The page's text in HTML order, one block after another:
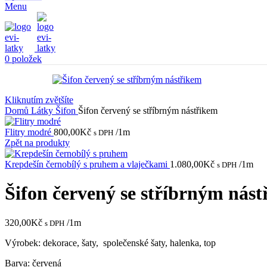
Menu
0 položek
Kliknutím zvětšíte
Domů Látky Šifon Šifon červený se stříbrným nástřikem
Flitry modré 800,00Kč s DPH /1m
Zpět na produkty
Krepdešín černobílý s pruhem a vlaječkami 1.080,00Kč s DPH /1m
Šifon červený se stříbrným
320,00Kč s DPH /1m
Výrobek: dekorace, šaty, společenské šaty, halenka, top
Barva: červená